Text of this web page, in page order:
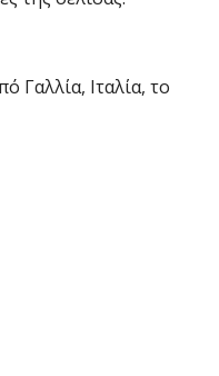
Γαλλία, Ιταλία, το